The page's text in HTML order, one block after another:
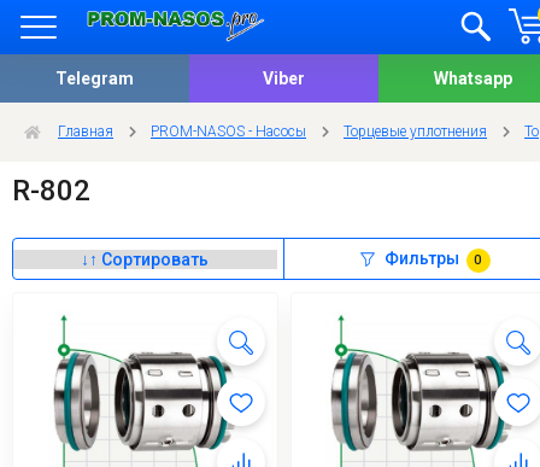
Telegram Viber Whatsapp
Главная PROM-NASOS - Насосы Торцевые уплотнения
R-802
Фильтры 0